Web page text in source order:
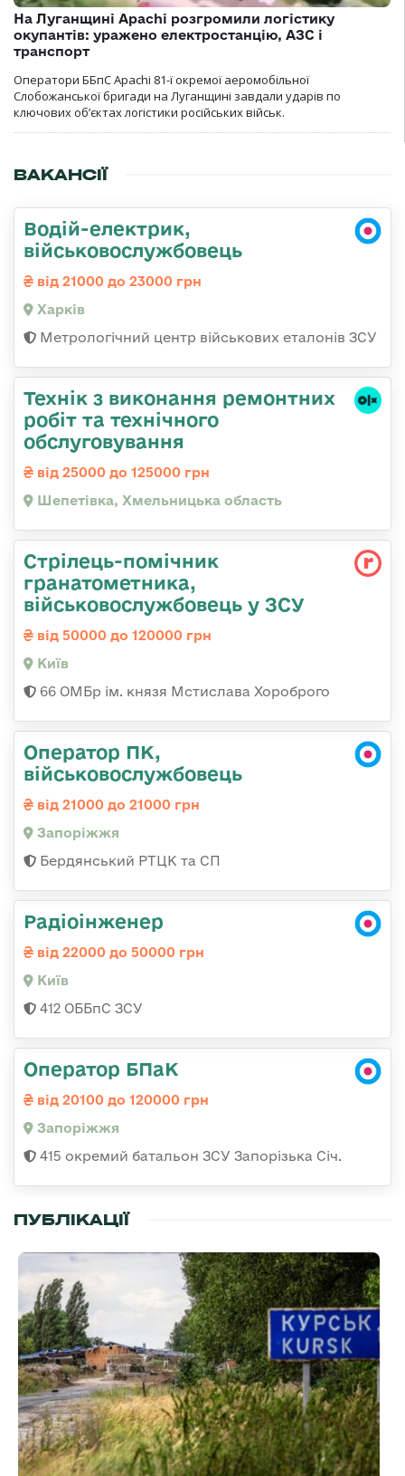
На Луганщині Apachi розгромили логістику
окупантів: уражено електростанцію, АЗС і
транспорт
Оператори ББпС Apachi 81-ї окремої аеромобільної
Слобожанської бригади на Луганщині завдали ударів по
ключових об’єктах логістики російських військ.
ВАКАНСІЇ
Водій-електрик,
військовослужбовець
від 21000 до 23000 грн
Харків
Метрологічний центр військових еталонів ЗСУ
Технік з виконання ремонтних
робіт та технічного
обслуговування
від 25000 до 125000 грн
Шепетівка, Хмельницька область
Стрілець-помічник
гранатометника,
військовослужбовець у ЗСУ
від 50000 до 120000 грн
Київ
66 ОМБр ім. князя Мстислава Хороброго
Оператор ПК,
військовослужбовець
від 21000 до 21000 грн
Запоріжжя
Бердянський РТЦК та СП
Радіоінженер
від 22000 до 50000 грн
Київ
412 ОББпС ЗСУ
Оператор БПаК
від 20100 до 120000 грн
Запоріжжя
415 окремий батальон ЗСУ Запорізька Січ.
ПУБЛІКАЦІЇ